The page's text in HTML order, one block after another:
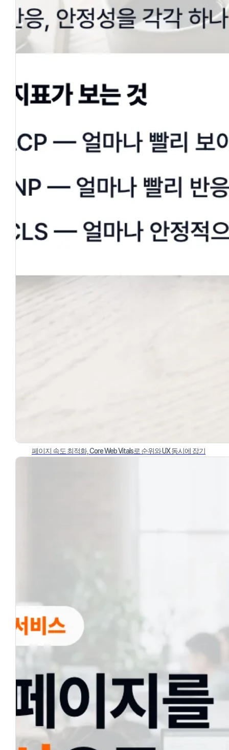
페이지 속도 최적화, Core Web Vitals로 순위와 UX 동시에 잡기